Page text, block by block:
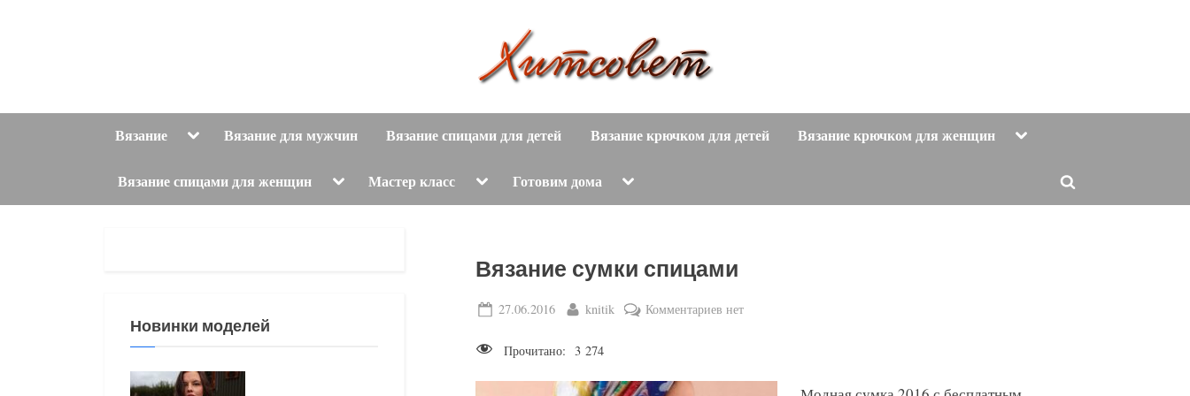
и
т
о
в
е
т
вязание
с
описанием
и
Вязание ToggleВязание для мужчин Вязание спицами для детей Вязание крючком для детей Вязание крючком для женщин Toggle
Вязание спицами для женщин Toggle
menu
Мастер класс Toggle
menu
Готовим дома Toggle
menu
Toggle
Вязание сумки спицами
Posted
27.06.2016 By
knitik Комментариев кнет
Прочитано: 3 274
Новинки моделей